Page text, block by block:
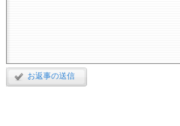
お返事の送信